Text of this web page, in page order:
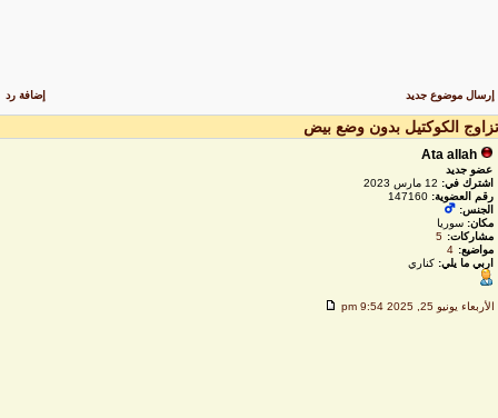
إرسال موضوع جديد إضافة رد
الكوكتيل بدون وضع بيض
Ata allah
عضو جديد
اشترك في:12 مارس 2023
رقم العضوية:147160
الجنس:
مكان:سوريا
مشاركات:
5
مواضيع:
4
اربي ما يلي:كناري
الأربعاء يونيو 25, 2025 9:54 pm